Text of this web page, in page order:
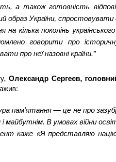
а також готовність
образ України,
на кілька поколінь
говорити про
про неї назовні країни.”
Олександр Сергеєв,
пам’ятання — це не про
майбутнім. В умовах війни
каже «Я представляю